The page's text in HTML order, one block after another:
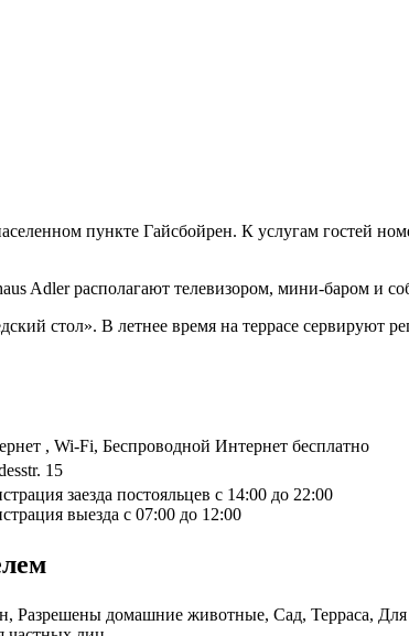
пункте Гайсбойрен. К услугам гостей
Adler располагают телевизором, мини-баром и
стол». В летнее время на террасе сервируют
, Wi-Fi, Беспроводной Интернет бесплатно
15
заезда постояльцев с 14:00 до 22:00
выезда с 07:00 до 12:00
Разрешены домашние животные, Сад, Терраса,